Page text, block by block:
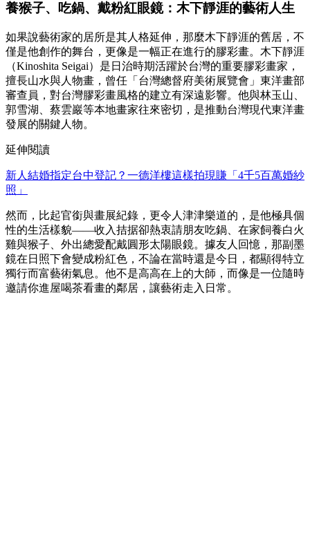
養猴子、吃鍋、戴粉紅眼鏡：木下靜涯的藝術人生
如果說藝術家的居所是其人格延伸，那麼木下靜涯的舊居，不
僅是他創作的舞台，更像是一幅正在進行的膠彩畫。木下靜涯
（Kinoshita Seigai）是日治時期活躍於台灣的重要膠彩畫家，
擅長山水與人物畫，曾任「台灣總督府美術展覽會」東洋畫部
審查員，對台灣膠彩畫風格的建立有深遠影響。他與林玉山、
郭雪湖、蔡雲巖等本地畫家往來密切，是推動台灣現代東洋畫
發展的關鍵人物。
延伸閱讀
新人結婚指定台中登記？一德洋樓這樣拍現賺「4千5百萬婚紗
照」
然而，比起官銜與畫展紀錄，更令人津津樂道的，是他極具個
性的生活樣貌——收入拮据卻熱衷請朋友吃鍋、在家飼養白火
雞與猴子、外出總愛配戴圓形太陽眼鏡。據友人回憶，那副墨
鏡在日照下會變成粉紅色，不論在當時還是今日，都顯得特立
獨行而富藝術氣息。他不是高高在上的大師，而像是一位隨時
邀請你進屋喝茶看畫的鄰居，讓藝術走入日常。